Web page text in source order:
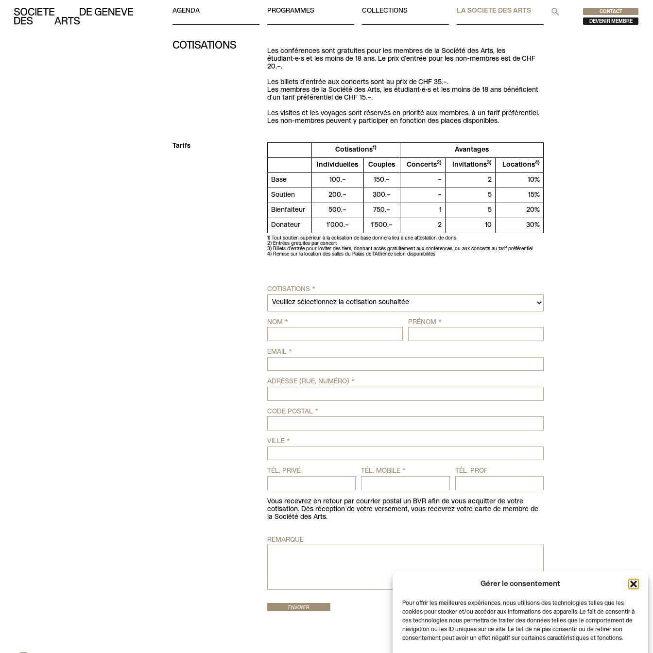
Gérer le consentement
Pour offrir les meilleures expériences, nous utilisons des technologies telles que les
cookies pour stocker et/ou accéder aux informations des appareils. Le fait de consentir à
ces technologies nous permettra de traiter des données telles que le comportement de
navigation ou les ID uniques sur ce site. Le fait de ne pas consentir ou de retirer son
consentement peut avoir un effet négatif sur certaines caractéristiques et fonctions.
AGENDA PROGRAMMES COLLECTIONS LA SOCIETE DES ARTS
Recherche
CONTACT
DEVENIR MEMBRE
COTISATIONS
Les conférences sont gratuites pour les membres de la Société des Arts, les
étudiant·e·s et les moins de 18 ans. Le prix d’entrée pour les non-membres est de CHF
20.–.
Les billets d’entrée aux concerts sont au prix de CHF 35.–.
Les membres de la Société des Arts, les étudiant·e·s et les moins de 18 ans bénéficient
d’un tarif préférentiel de CHF 15.–.
Les visites et les voyages sont réservés en priorité aux membres, à un tarif préférentiel.
Les non-membres peuvent y participer en fonction des places disponibles.
Tarifs
Cotisations1) Avantages
Individuelles Couples Concerts2) Invitations3) Locations4)
Base 100.– 150.– – 2 10%
Soutien 200.– 300.– – 5 15%
Bienfaiteur 500.– 750.– 1 5 20%
Donateur 1’000.– 1’500.– 2 10 30%
1) Tout soutien supérieur à la cotisation de base donnera lieu à une attestation de dons
2) Entrées gratuites par concert
3) Billets d’entrée pour inviter des tiers, donnant accès gratuitement aux conférences, ou aux concerts au tarif préférentiel
4) Remise sur la location des salles du Palais de l’Athénée selon disponibilités
COTISATIONS *
NOM * PRÉNOM *
EMAIL *
ADRESSE (RUE, NUMÉRO) *
CODE POSTAL *
VILLE *
TÉL. PRIVÉ TÉL. MOBILE * TÉL. PROF
Vous recevrez en retour par courrier postal un BVR afin de vous acquitter de votre
cotisation. Dès réception de votre versement, vous recevrez votre carte de membre de
la Société des Arts.
REMARQUE
ENVOYER